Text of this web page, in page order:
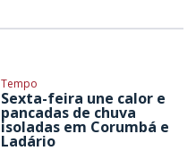
Tempo
Sexta-feira une calor e
pancadas de chuva
isoladas em Corumbá e
Ladário